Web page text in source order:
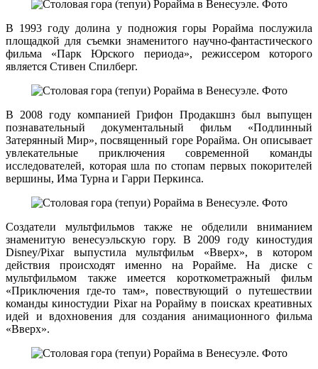
В 1993 году долина у подножия горы Рорайма послужила
площадкой для съемки знаменитого научно-фантастического
фильма «Парк Юрского периода», режиссером которого
является Стивен Спилберг.
В 2008 году компанией Грифон Продакшнз был выпущен
познавательный документальный фильм «Подлинный
Затерянный Мир», посвященный горе Рорайма. Он описывает
увлекательные приключения современной команды
исследователей, которая шла по стопам первых покорителей
вершины, Има Турна и Гарри Перкинса.
Создатели мультфильмов также не обделили вниманием
знаменитую венесуэльскую гору. В 2009 году киностудия
Disney/Pixar выпустила мультфильм «Вверх», в котором
действия происходят именно на Рорайме. На диске с
мультфильмом также имеется короткометражный фильм
«Приключения где-то там», повествующий о путешествии
команды киностудии Pixar на Рорайму в поисках креативных
идей и вдохновения для создания анимационного фильма
«Вверх».